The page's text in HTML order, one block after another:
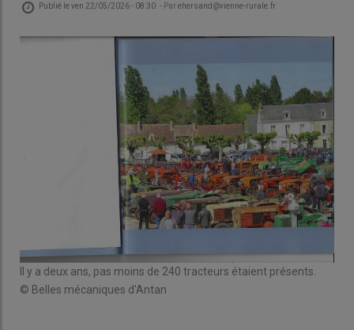
Publié leven 22/05/2026 - 08:30 - Parehersand@vienne-rurale.fr
Il y a deux ans, pas moins de 240 tracteurs étaient présents.
© Belles mécaniques d'Antan